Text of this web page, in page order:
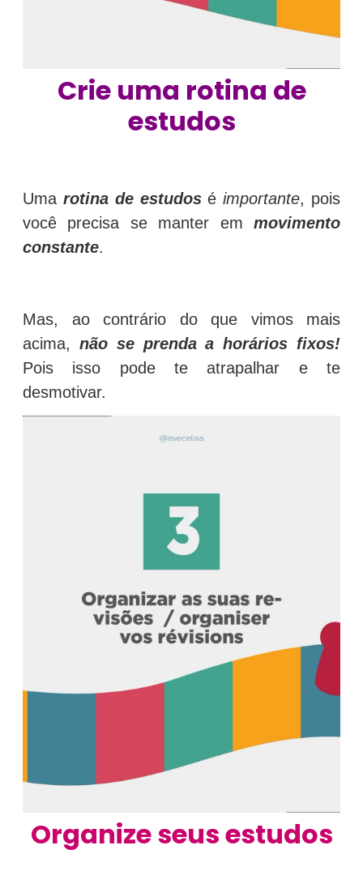
Crie uma rotina de
estudos
Uma rotina de estudoséimportante, pois
você precisa se manter em movimento
constante.
Mas, ao contrário do que vimos mais
acima, não se prenda a horários fixos!
Pois isso pode te atrapalhar e te
desmotivar.
Organize seus estudos